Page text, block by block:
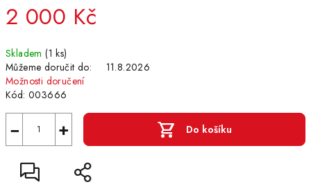
2 000 Kč
cena:
Skladem(1 ks)
Můžeme doručit do:
11.8.2026
Možnosti doručení
Kód: 003666
+
− Do košíku